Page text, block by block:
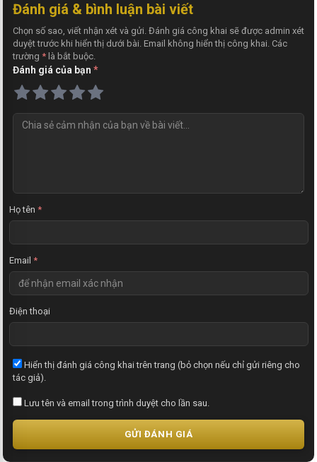
Đánh giá & bình luận bài viết
Chọn số sao, viết nhận xét và gửi. Đánh giá công khai sẽ được admin xét
duyệt trước khi hiển thị dưới bài. Email không hiển thị công khai. Các
trường * là bắt buộc.
Đánh giá của bạn *
Họ tên *
Email *
Điện thoại
Hiển thị đánh giá công khai trên trang (bỏ chọn nếu chỉ gửi riêng cho
tác giả).
Lưu tên và email trong trình duyệt cho lần sau.
GỬI ĐÁNH GIÁ